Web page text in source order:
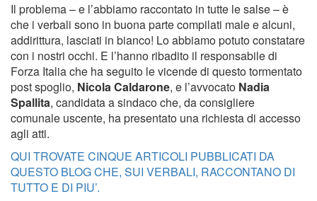
Il problema – e l’abbiamo raccontato in tutte le salse – è
che i verbali sono in buona parte compilati male e alcuni,
addirittura, lasciati in bianco! Lo abbiamo potuto constatare
con i nostri occhi. E l’hanno ribadito il responsabile di
Forza Italia che ha seguito le vicende di questo tormentato
post spoglio, Nicola Caldarone, e l’avvocato Nadia
Spallita, candidata a sindaco che, da consigliere
comunale uscente, ha presentato una richiesta di accesso
agli atti.
QUI TROVATE CINQUE ARTICOLI PUBBLICATI DA
QUESTO BLOG CHE, SUI VERBALI, RACCONTANO DI
TUTTO E DI PIU’.